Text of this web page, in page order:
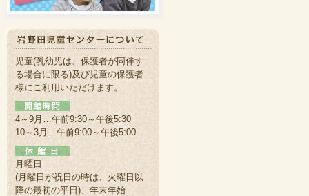
児童(乳幼児は、保護者が同伴す
る場合に限る)及び児童の保護者
様にご利用いただけます。
4～9月…午前9:30～午後5:30
10～3月…午前9:00～午後5:00
月曜日
(月曜日が祝日の時は、火曜日以
降の最初の平日)、年末年始